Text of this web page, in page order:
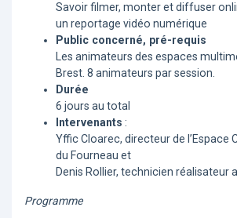
Savoir filmer, monter et diffuser
un reportage vidéo numérique
Public concerné, pré-requis
Les animateurs des espaces
Brest. 8 animateurs par session.
Durée
6 jours au total
Intervenants :
Yffic Cloarec, directeur de l’Espace
du Fourneau et
Denis Rollier, technicien réalisateur
Programme